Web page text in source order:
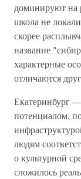
доминируют на
школа не
скорее
название
характерные
отличаются
Екатеринбург
потенциалом,
людям
о культурной
сложилось